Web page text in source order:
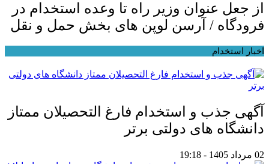
از جعل عنوان وزیر راه تا وعده استخدام در
فرودگاه / آرسن لوپن های بخش حمل و نقل
اخبار استخدام
آگهی جذب و استخدام فارغ التحصیلان ممتاز
دانشگاه های دولتی برتر
02 مرداد 1405 - 19:18